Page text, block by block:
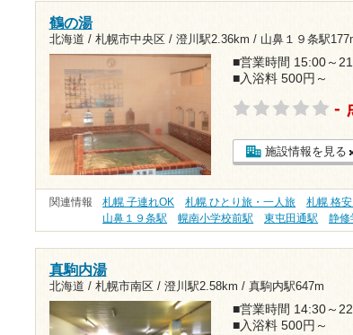
鶴の湯
北海道 / 札幌市中央区 / 澄川駅2.36km / 山鼻１９条駅
■営業時間 15:00～
■入浴料 500円～
-
施設情報を見る
関連情報 札幌 子連れOK 札幌 ひとり旅・一人旅 札幌 格
山鼻１９条駅
幌南小学校前駅 東屯田通駅 静修
真駒内湯
北海道 / 札幌市南区 / 澄川駅2.58km / 真駒内駅647m
■営業時間 14:30～
■入浴料 500円～